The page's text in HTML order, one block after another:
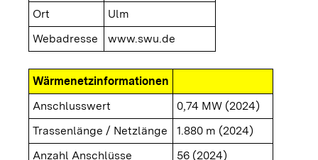
Ort
Ulm
Webadresse
www.swu.de
Wärmenetzinformationen
Anschlusswert
0,74 MW (2024)
Trassenlänge / Netzlänge
1.880 m (2024)
Anzahl Anschlüsse
56 (2024)